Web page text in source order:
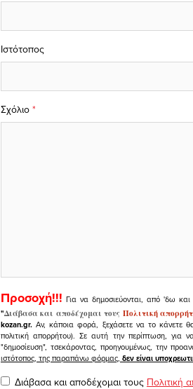
Σχόλιο *
Ιστότοπος
Προσοχή!!! Για να δημοσιεύονται, από 'δω
"Διάβασα και αποδέχομαι τουςΠολιτική
kozan.gr. Αν, κάποια φορά, ξεχάσετε να το κάνετε
πολιτική απορρήτου). Σε αυτή την περίπτωση,
"δημοσίευση", τσεκάροντας, προηγουμένως, την
ιστότοπος, της παραπάνω φόρμας, δεν είναι
Διάβασα και αποδέχομαι τους Πολιτική